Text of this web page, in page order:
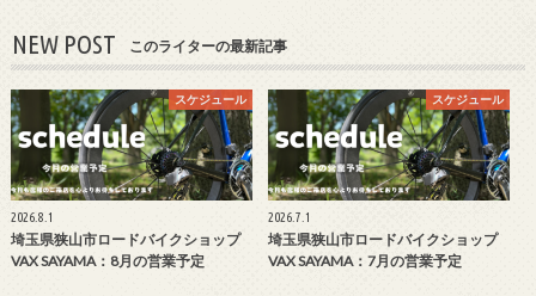
NEW POST このライターの最新記事
スケジュール
2026.8.1
埼玉県狭山市ロードバイクショップ
VAX SAYAMA：8月の営業予定
スケジュール
2026.7.1
埼玉県狭山市ロードバイクショップ
VAX SAYAMA：7月の営業予定